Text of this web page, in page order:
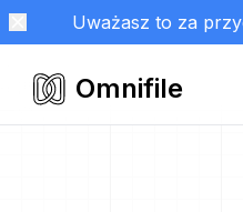
Uważasz to za
Omnifile